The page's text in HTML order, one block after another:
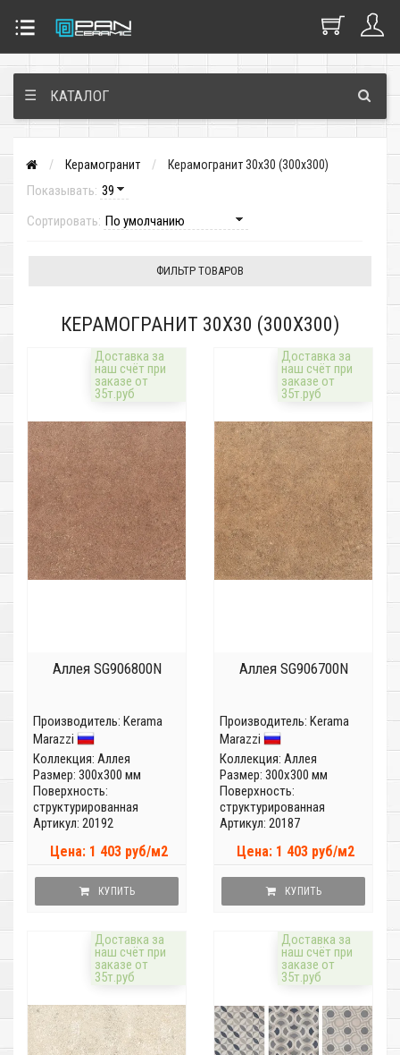
☰ КАТАЛОГ
Керамогранит Керамогранит 30х30 (300х300)
Показывать:
Сортировать:
ФИЛЬТР ТОВАРОВ
КЕРАМОГРАНИТ 30Х30 (300Х300)
Доставка за
наш счёт при
заказе от
35т.руб
Аллея SG906800N
Производитель: Kerama
Marazzi
Коллекция: Аллея
Размер: 300x300 мм
Поверхность:
структурированная
Артикул: 20192
Цена: 1 403 руб/м2
КУПИТЬ
Доставка за
наш счёт при
заказе от
35т.руб
Аллея SG906700N
Производитель: Kerama
Marazzi
Коллекция: Аллея
Размер: 300x300 мм
Поверхность:
структурированная
Артикул: 20187
Цена: 1 403 руб/м2
КУПИТЬ
Доставка за
наш счёт при
заказе от
35т.руб
Доставка за
наш счёт при
заказе от
35т.руб